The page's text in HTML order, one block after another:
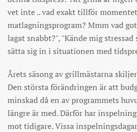
vet inte .. vad exakt tillför
matlagningsprogram? Mmm vad
lagat snabbt?", "Kände mig
sätta sig in i situationen med
Årets säsong av grillmästarna
Den största förändringen är att
minskad då en av programmets
längre är med. Därför har
mot tidigare. Vissa